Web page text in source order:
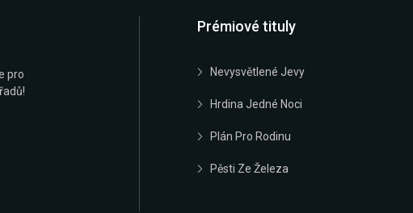
pro
Prémiové tituly
Nevysvětlené Jevy
Hrdina Jedné Noci
Plán Pro Rodinu
Pěsti Ze Železa